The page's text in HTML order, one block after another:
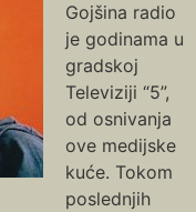
Gojšina radio
je godinama u
gradskoj
Televiziji “5”,
od osnivanja
ove medijske
kuće. Tokom
poslednjih